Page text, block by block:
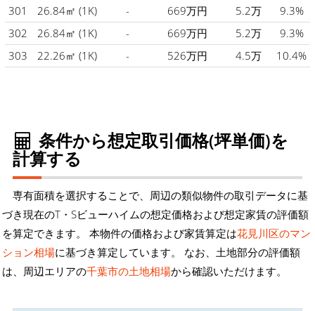
301 26.84㎡ (1K) - 669万円 5.2万
9.3%
302
26.84㎡ (1K) - 669万円 5.2万
9.3%
303
22.26㎡ (1K) - 526万円 4.5万 10.4%
条件から想定取引価格(坪単価)を
計算する
専有面積を選択することで、周辺の類似物件の取引データに基
づき現在のT・Sビューハイムの想定価格および想定家賃の評価額
を算定できます。 本物件の価格および家賃算定は花見川区のマン
ション相場に基づき算定しています。 なお、土地部分の評価額
は、周辺エリアの千葉市の土地相場から確認いただけます。